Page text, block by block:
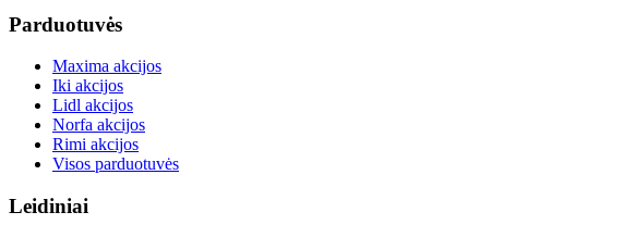
Parduotuvės
Maxima akcijos
Iki akcijos
Lidl akcijos
Norfa akcijos
Rimi akcijos
Visos parduotuvės
Leidiniai